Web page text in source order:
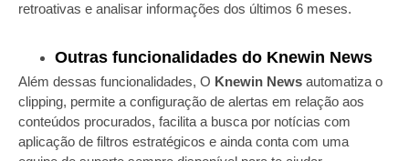
retroativas e analisar informações dos últimos 6 meses.
Outras funcionalidades do Knewin News
Além dessas funcionalidades, O Knewin News automatiza o
clipping, permite a configuração de alertas em relação aos
conteúdos procurados, facilita a busca por notícias com
aplicação de filtros estratégicos e ainda conta com uma